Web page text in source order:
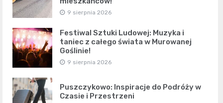
9 sierpnia 2026
Festiwal Sztuki Ludowej: Muzyka i
taniec z całego świata w Murowanej
Goślinie!
9 sierpnia 2026
Puszczykowo: Inspiracje do Podróży w
Czasie i Przestrzeni